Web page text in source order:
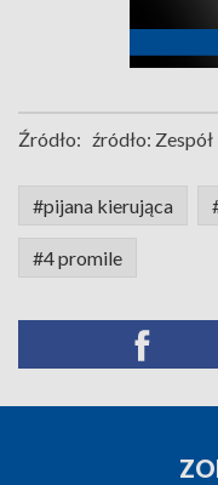
Źródło: źródło:
#pijana kierująca
#4 promile